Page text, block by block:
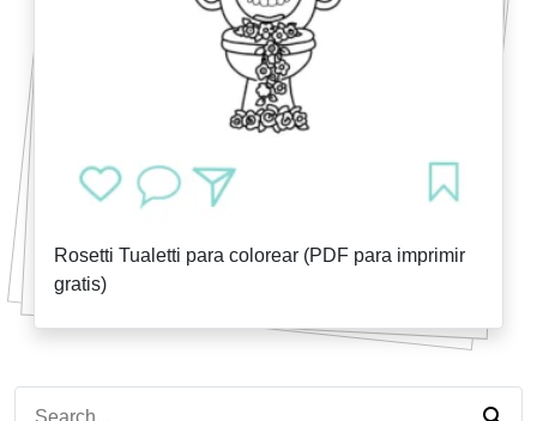
Rosetti Tualetti para colorear (PDF para imprimir
gratis)